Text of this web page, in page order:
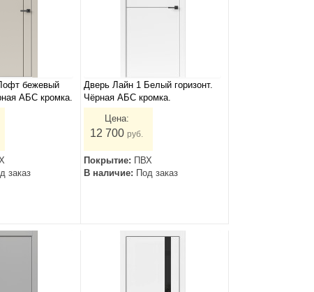
бежевый
АБС кромка.
заказ
Дверь Лайн 1 Белый горизонт.
Чёрная АБС кромка.
Цена:
12 700 руб.
Покрытие: ПВХ
В наличие: Под заказ